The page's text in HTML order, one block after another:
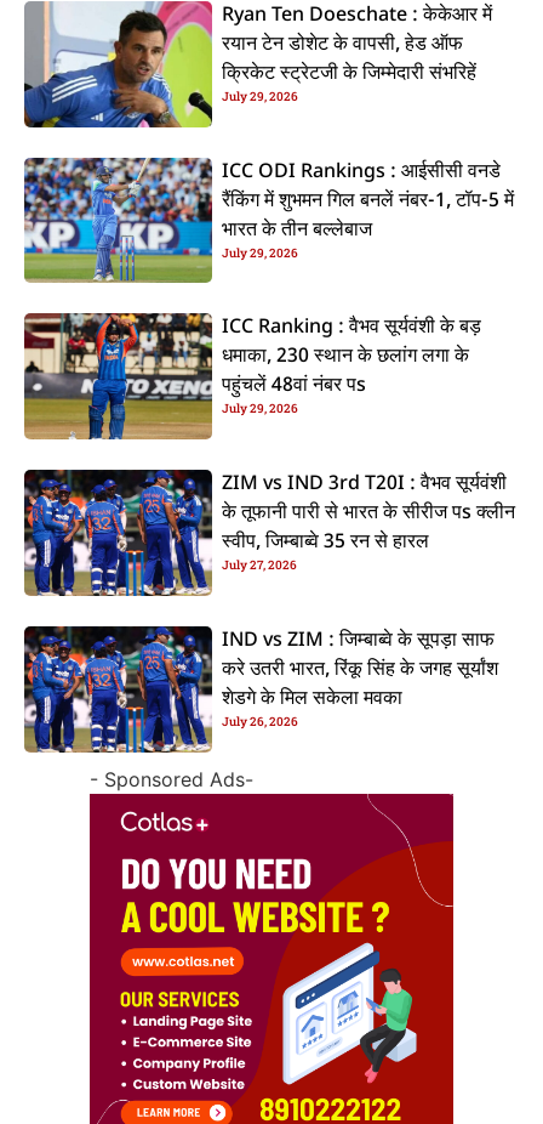
Ryan Ten Doeschate : केकेआर में
रयान टेन डोशेट के वापसी, हेड ऑफ
क्रिकेट स्ट्रेटजी के जिम्मेदारी संभरिहें
July 29, 2026
ICC ODI Rankings : आईसीसी वनडे
रैंकिंग में शुभमन गिल बनलें नंबर-1, टॉप-5 में
भारत के तीन बल्लेबाज
July 29, 2026
ICC Ranking : वैभव सूर्यवंशी के बड़
धमाका, 230 स्थान के छलांग लगा के
पहुंचलें 48वां नंबर पs
July 29, 2026
ZIM vs IND 3rd T20I : वैभव सूर्यवंशी
के तूफानी पारी से भारत के सीरीज पs क्लीन
स्वीप, जिम्बाब्वे 35 रन से हारल
July 27, 2026
IND vs ZIM : जिम्बाब्वे के सूपड़ा साफ
करे उतरी भारत, रिंकू सिंह के जगह सूर्यांश
शेडगे के मिल सकेला मवका
July 26, 2026
- Sponsored Ads-